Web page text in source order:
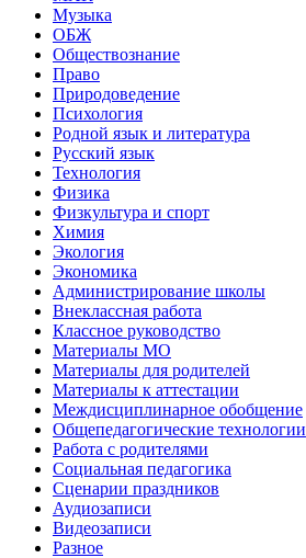
Музыка
ОБЖ
Обществознание
Право
Природоведение
Психология
Родной язык и литература
Русский язык
Технология
Физика
Физкультура и спорт
Химия
Экология
Экономика
Администрирование школы
Внеклассная работа
Классное руководство
Материалы МО
Материалы для родителей
Материалы к аттестации
Междисциплинарное обобщение
Общепедагогические технологии
Работа с родителями
Социальная педагогика
Сценарии праздников
Аудиозаписи
Видеозаписи
Разное